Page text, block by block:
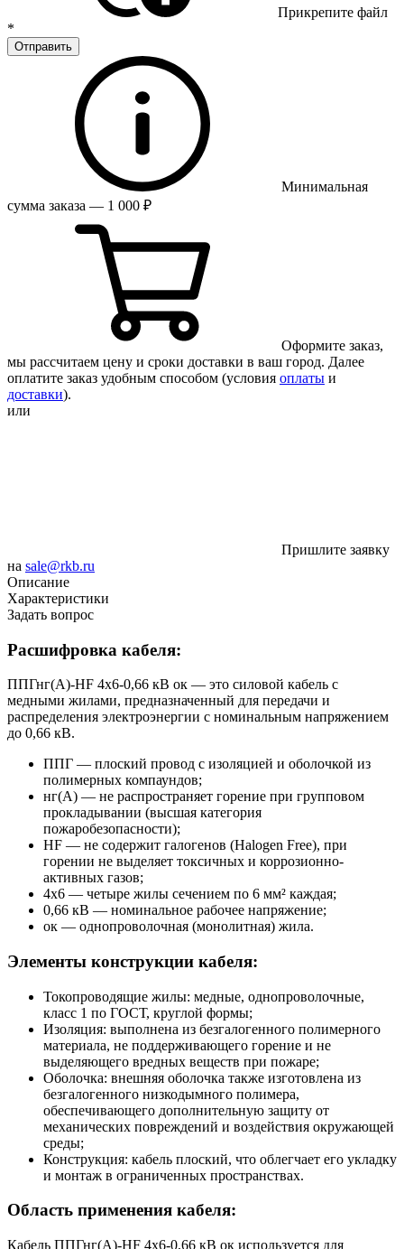
Прикрепите файл
*
Отправить
Минимальная
сумма заказа — 1 000 ₽
Оформите заказ,
мы рассчитаем цену и сроки доставки в ваш город. Далее
оплатите заказ удобным способом (условия оплаты и
доставки).
или
Пришлите заявку
на sale@rkb.ru
Описание
Характеристики
Задать вопрос
Расшифровка кабеля:
ППГнг(А)-HF 4х6-0,66 кВ ок — это силовой кабель с
медными жилами, предназначенный для передачи и
распределения электроэнергии с номинальным напряжением
до 0,66 кВ.
ППГ — плоский провод с изоляцией и оболочкой из
полимерных компаундов;
нг(А) — не распространяет горение при групповом
прокладывании (высшая категория
пожаробезопасности);
HF — не содержит галогенов (Halogen Free), при
горении не выделяет токсичных и коррозионно-
активных газов;
4х6 — четыре жилы сечением по 6 мм² каждая;
0,66 кВ — номинальное рабочее напряжение;
ок — однопроволочная (монолитная) жила.
Элементы конструкции кабеля:
Токопроводящие жилы: медные, однопроволочные,
класс 1 по ГОСТ, круглой формы;
Изоляция: выполнена из безгалогенного полимерного
материала, не поддерживающего горение и не
выделяющего вредных веществ при пожаре;
Оболочка: внешняя оболочка также изготовлена из
безгалогенного низкодымного полимера,
обеспечивающего дополнительную защиту от
механических повреждений и воздействия окружающей
среды;
Конструкция: кабель плоский, что облегчает его укладку
и монтаж в ограниченных пространствах.
Область применения кабеля:
Кабель ППГнг(А)-HF 4х6-0,66 кВ ок используется для